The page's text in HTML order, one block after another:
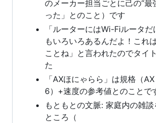
のメーカー担当ごとに己の”最
った」とのこと）です
「ルーターにはWi-Fiルータ
もいろいろあるんだよ！これ
ことね」と言われたのでタイ
た
「AXほにゃらら」は規格（
6）+速度の参考値とのことで
もともとの文脈: 家庭内の雑
ところ（